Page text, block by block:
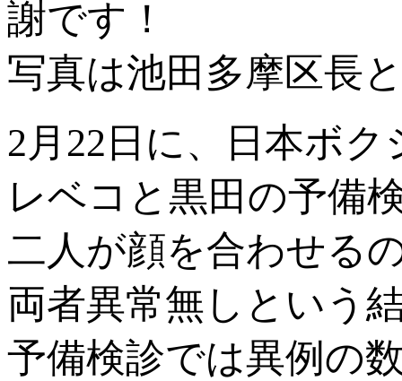
謝です！
写真は池田多摩区長
2月22日に、日本ボ
レベコと黒田の予備
二人が顔を合わせる
両者異常無しという
予備検診では異例の